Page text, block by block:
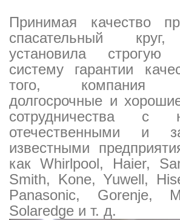
Принимая качество
спасательный
установила
систему гарантии
того, компания
долгосрочные и
сотрудничества с
отечественными и
известными
как Whirlpool, Haier,
Smith, Kone, Yuwell,
Panasonic, Gorenje,
Solaredge и т. д.